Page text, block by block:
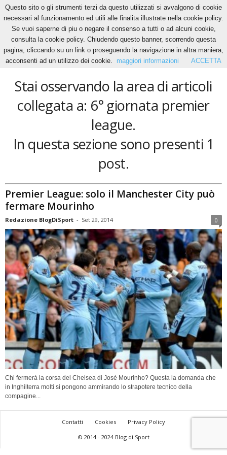
Home Tags 6° giornata premier league
6° giornata premier league
Stai osservando la area di articoli
collegata a: 6° giornata premier
league.
In questa sezione sono presenti 1
post.
Premier League: solo il Manchester City può
fermare Mourinho
Redazione BlogDiSport - Set 29, 2014 0
Chi fermerà la corsa del Chelsea di Josè Mourinho? Questa la domanda che
in Inghilterra molti si pongono ammirando lo strapotere tecnico della
compagine...
Contatti Cookies
Privacy Policy
© 2014 - 2024 Blog di Sport
Questo sito o gli strumenti terzi da questo utilizzati si avvalgono di cookie
necessari al funzionamento ed utili alle finalita illustrate nella cookie policy.
Se vuoi saperne di piu o negare il consenso a tutti o ad alcuni cookie,
consulta la cookie policy. Chiudendo questo banner, scorrendo questa
pagina, cliccando su un link o proseguendo la navigazione in altra maniera,
acconsenti ad un utilizzo dei cookie.
maggiori informazioni ACCETTA